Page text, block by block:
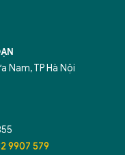
Nam, TP Hà Nội
9907 579